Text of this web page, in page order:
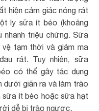
hiện cảm giác nóng rát
ly sữa ít béo (khoảng
nhanh triệu chứng. Sữa
tạm thời và giảm ma
rát. Tuy nhiên, sữa
có thể gây tác dụng
giãn ra và làm trào
sữa ít béo hoặc sữa hạt
dễ bị trào ngược.